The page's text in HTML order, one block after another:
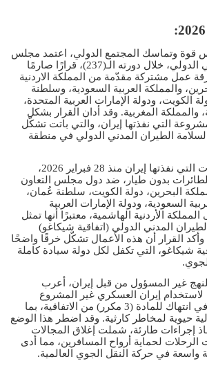
وتماسك المجتمع الدولي، اعتمد مجلس
منظمة الطيران المدني الدولي، خلال دورته الـ(237)، قرارًا صارمًا
عمل مشتركة مقدّمة من المملكة الاردنية
والمملكة العربية السعودية، وسلطنة
الكويت، ودولة الإمارات العربية المتحدة،
والمملكة المغربية. وقد أدان القرار بشكل
التي نفذتها إيران، والتي باتت تشكّل
لسلامة الطيران المدني الدولي في منطقة
وأدان المجلس الهجمات التي نفذتها إيران منذ 28 فبراير 2026،
بدون طيار، ضد دول مجلس التعاون
البحرين، دولة الكويت، سلطنة عُمان،
السعودية، ودولة الإمارات العربية
المملكة الأردنية الهاشمية، معتبرًا أنها تمثل
الطيران المدني الدولي (اتفاقية شيكاغو)
وأكد القرار أن هذه الأعمال تشكّل خرقًا واضحًا
شيكاغو، التي تكفل لكل دولة سيادة كاملة
غير المسؤول من قبل إيران، أعرب
إيران العسكري غير المشروع
للطائرات بدون طيار، في انتهاك للمادة (3 مكرر) من الاتفاقية، بما
حيوية لمخاطر كارثية. وقد اضطر هذا الوضع
إجراءات طارئة، شملت إغلاق المجالات
الرحلات لحماية أرواح المسافرين، مما أدى
واسعة في حركة النقل الجوي العالمية.